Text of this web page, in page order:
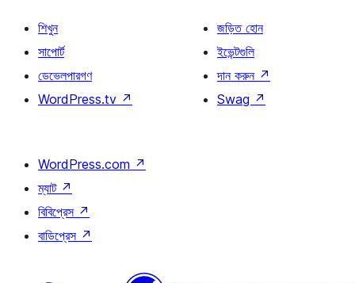
শিখুন
সাপোর্ট
ডেভেলপারগণ
WordPress.tv ↗
জড়িত হোন
ইভেন্টগুলি
দান করুন ↗
Swag ↗
WordPress.com ↗
ম্যাট ↗
বিবিপ্রেস ↗
বাডিপ্রেস ↗